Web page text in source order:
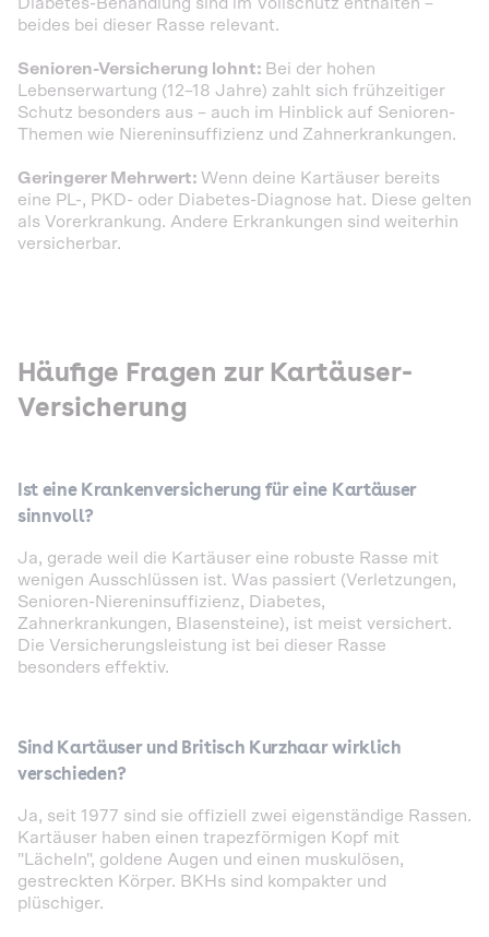
beides bei dieser Rasse relevant.
Senioren-Versicherung lohnt: Bei der hohen
Lebenserwartung (12–18 Jahre) zahlt sich frühzeitiger
Schutz besonders aus – auch im Hinblick auf Senioren-
Themen wie Niereninsuffizienz und Zahnerkrankungen.
Geringerer Mehrwert: Wenn deine Kartäuser bereits
eine PL-, PKD- oder Diabetes-Diagnose hat. Diese gelten
als Vorerkrankung. Andere Erkrankungen sind weiterhin
versicherbar.
Häufige Fragen zur Kartäuser-
Versicherung
Ist eine Krankenversicherung für eine Kartäuser
sinnvoll?
Ja, gerade weil die Kartäuser eine robuste Rasse mit
wenigen Ausschlüssen ist. Was passiert (Verletzungen,
Senioren-Niereninsuffizienz, Diabetes,
Zahnerkrankungen, Blasensteine), ist meist versichert.
Die Versicherungsleistung ist bei dieser Rasse
besonders effektiv.
Sind Kartäuser und Britisch Kurzhaar wirklich
verschieden?
Ja, seit 1977 sind sie offiziell zwei eigenständige Rassen.
Kartäuser haben einen trapezförmigen Kopf mit
"Lächeln", goldene Augen und einen muskulösen,
gestreckten Körper. BKHs sind kompakter und
plüschiger.